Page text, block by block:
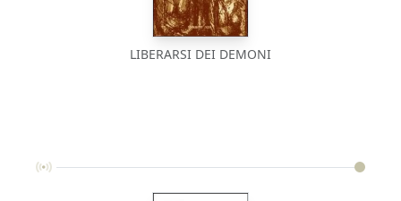
LIBERARSI DEI DEMONI